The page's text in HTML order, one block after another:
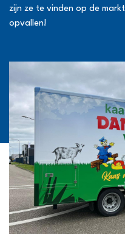
zijn ze te vinden op de
opvallen!